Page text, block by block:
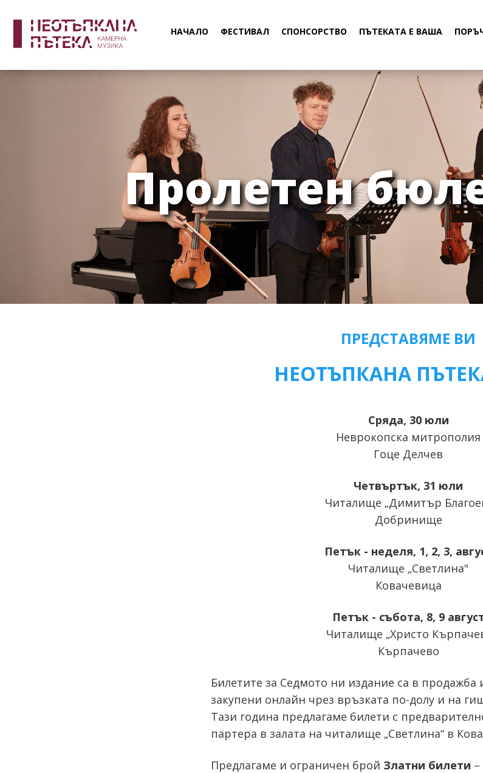
НАЧАЛО
ФЕСТИВАЛ СПОНСОРСТВО ПЪТЕКАТА Е ВАША
Пролетен
ПРЕДСТАВЯМЕ ВИ
НЕОТЪПКАНА
Сряда, 30 юли
Неврокопска митрополия
Гоце Делчев
Четвъртък, 31 юли
Читалище „Димитър
Добринище
Петък - неделя, 1, 2, 3,
Читалище „Светлина"
Ковачевица
Петък - събота, 8, 9
Читалище „Христо
Кърпачево
Билетите за Седмото ни издание са в продажба
закупени онлайн чрез връзката по-долу и на
Тази година предлагаме билети с
партера в залата на читалище „Светлина“ в
Предлагаме и ограничен брой Златни билети